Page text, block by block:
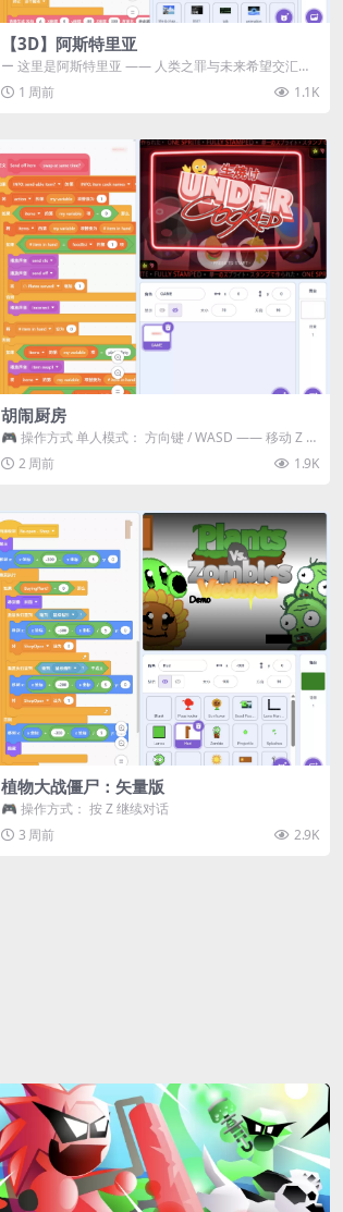
【3D】阿斯特里亚
ー 这里是阿斯特里亚 —— 人类之罪与未来希望交汇之
地 📖 游戏简介 《阿斯特里...
1 周前 1.1K
胡闹厨房
🎮 操作方式 单人模式： 方向键 / WASD —— 移动 Z /
K —— 抓...
2 周前 1.9K
植物大战僵尸：矢量版
🎮 操作方式： 按 Z 继续对话
3 周前
2.9K